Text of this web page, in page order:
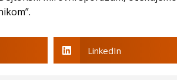
LinkedIn